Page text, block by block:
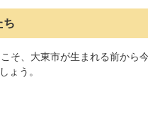
ち
そ、大東市が生まれる前から
ょう。